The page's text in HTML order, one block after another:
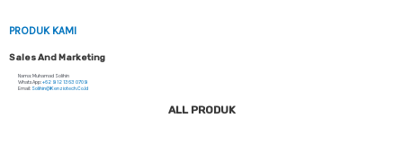
PRODUK KAMI
Sales And Marketing
Nama: Muhamad Solihin
WhatsApp:+62 812 1363 0708
Email: Solihin@kenziotech.co.id
ALL PRODUK